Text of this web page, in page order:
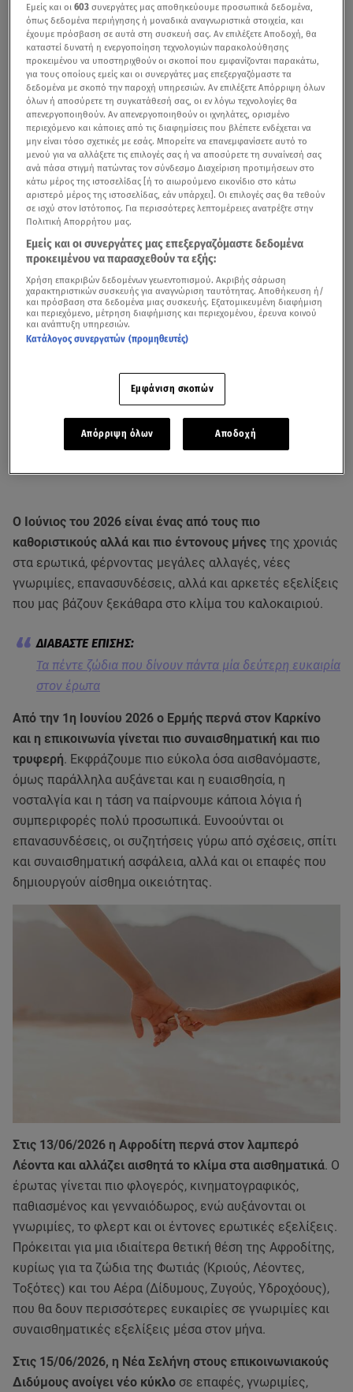
Ο Ιούνιος του 2026 είναι ένας από τους πιο
καθοριστικούς αλλά και πιο έντονους μήνες της χρονιάς
στα ερωτικά, φέρνοντας μεγάλες αλλαγές, νέες
γνωριμίες, επανασυνδέσεις, αλλά και αρκετές εξελίξεις
που μας βάζουν ξεκάθαρα στο κλίμα του καλοκαιριού.
Τα πέντε ζώδια που δίνουν πάντα μία δεύτερη ευκαιρία
στον έρωτα
Από την 1η Ιουνίου 2026 ο Ερμής περνά στον Καρκίνο
και η επικοινωνία γίνεται πιο συναισθηματική και πιο
τρυφερή. Εκφράζουμε πιο εύκολα όσα αισθανόμαστε,
όμως παράλληλα αυξάνεται και η ευαισθησία, η
νοσταλγία και η τάση να παίρνουμε κάποια λόγια ή
συμπεριφορές πολύ προσωπικά. Ευνοούνται οι
επανασυνδέσεις, οι συζητήσεις γύρω από σχέσεις, σπίτι
και συναισθηματική ασφάλεια, αλλά και οι επαφές που
δημιουργούν αίσθημα οικειότητας.
Στις 13/06/2026 η Αφροδίτη περνά στον λαμπερό
Λέοντα και αλλάζει αισθητά το κλίμα στα αισθηματικά. Ο
έρωτας γίνεται πιο φλογερός, κινηματογραφικός,
παθιασμένος και γενναιόδωρος, ενώ αυξάνονται οι
γνωριμίες, το φλερτ και οι έντονες ερωτικές εξελίξεις.
Πρόκειται για μια ιδιαίτερα θετική θέση της Αφροδίτης,
κυρίως για τα ζώδια της Φωτιάς (Κριούς, Λέοντες,
Τοξότες) και του Αέρα (Δίδυμους, Ζυγούς, Υδροχόους),
που θα δουν περισσότερες ευκαιρίες σε γνωριμίες και
συναισθηματικές εξελίξεις μέσα στον μήνα.
Στις 15/06/2026, η Νέα Σελήνη στους επικοινωνιακούς
Διδύμους ανοίγει νέο κύκλο σε επαφές, γνωριμίες,
Εμείς και οι603 συνεργάτες μας αποθηκεύουμε προσωπικά δεδομένα,
όπως δεδομένα περιήγησης ή μοναδικά αναγνωριστικά στοιχεία, και
έχουμε πρόσβαση σε αυτά στη συσκευή σας. Αν επιλέξετε Αποδοχή, θα
καταστεί δυνατή η ενεργοποίηση τεχνολογιών παρακολούθησης
προκειμένου να υποστηριχθούν οι σκοποί που εμφανίζονται παρακάτω,
για τους οποίους εμείς και οι συνεργάτες μας επεξεργαζόμαστε τα
δεδομένα με σκοπό την παροχή υπηρεσιών. Αν επιλέξετε Απόρριψη όλων
όλων ή αποσύρετε τη συγκατάθεσή σας, οι εν λόγω τεχνολογίες θα
απενεργοποιηθούν. Αν απενεργοποιηθούν οι ιχνηλάτες, ορισμένο
περιεχόμενο και κάποιες από τις διαφημίσεις που βλέπετε ενδέχεται να
μην είναι τόσο σχετικές με εσάς. Μπορείτε να επανεμφανίσετε αυτό το
μενού για να αλλάξετε τις επιλογές σας ή να αποσύρετε τη συναίνεσή σας
ανά πάσα στιγμή πατώντας τον σύνδεσμο Διαχείριση προτιμήσεων στο
κάτω μέρος της ιστοσελίδας [ή το αιωρούμενο εικονίδιο στο κάτω
αριστερό μέρος της ιστοσελίδας, εάν υπάρχει]. Οι επιλογές σας θα τεθούν
σε ισχύ στον Ιστότοπος. Για περισσότερες λεπτομέρειες ανατρέξτε στην
Πολιτική Απορρήτου μας.
Εμείς και οι συνεργάτες μας επεξεργαζόμαστε δεδομένα
προκειμένου να παρασχεθούν τα εξής:
Χρήση επακριβών δεδομένων γεωεντοπισμού. Ακριβής σάρωση
χαρακτηριστικών συσκευής για αναγνώριση ταυτότητας. Αποθήκευση ή/
και πρόσβαση στα δεδομένα μιας συσκευής. Εξατομικευμένη διαφήμιση
και περιεχόμενο, μέτρηση διαφήμισης και περιεχομένου, έρευνα κοινού
και ανάπτυξη υπηρεσιών.
Κατάλογος συνεργατών (προμηθευτές)
Εμφάνιση σκοπών
Απόρριψη όλων Αποδοχή